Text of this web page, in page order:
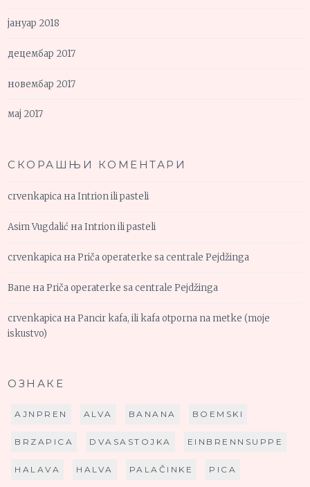
јануар 2018
децембар 2017
новембар 2017
мај 2017
СКОРАШЊИ КОМЕНТАРИ
crvenkapica наIntrion ili pasteli
Asim Vugdalić наIntrion ili pasteli
crvenkapica наPriča operaterke sa centrale Pejdžinga
Bane наPriča operaterke sa centrale Pejdžinga
crvenkapica наPancir kafa, ili kafa otporna na metke (moje
iskustvo)
ОЗНАКЕ
AJNPREN ALVA BANANA BOEMSKI
BRZAPICA DVASASTOJKA EINBRENNSUPPE
HALAVA HALVA PALAČINKE PICA